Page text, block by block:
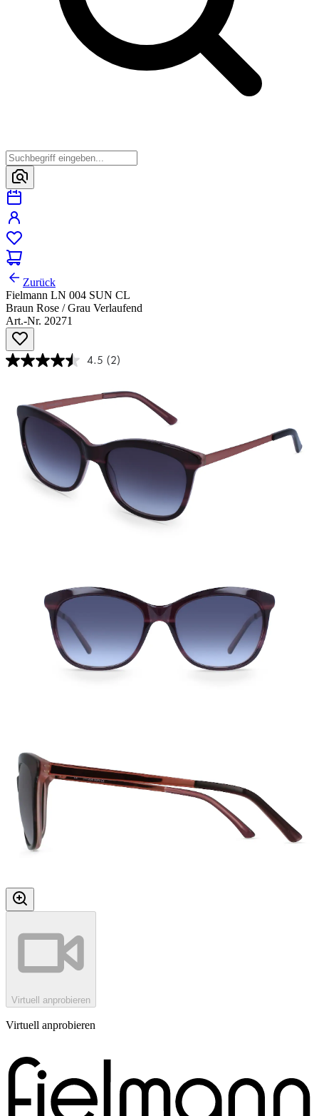
Zurück
Fielmann LN 004 SUN CL
Braun Rose / Grau Verlaufend
Art.-Nr. 20271
4.5 (2)
Virtuell anprobieren
Virtuell anprobieren